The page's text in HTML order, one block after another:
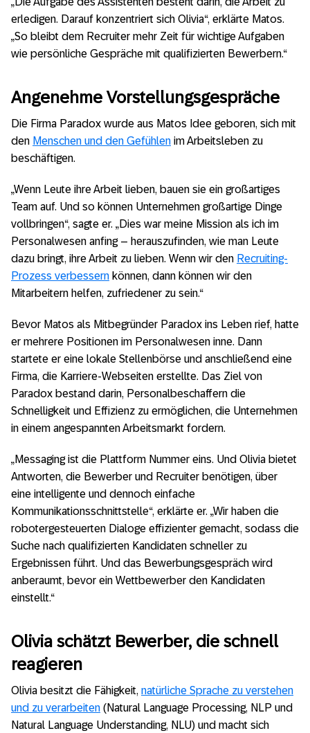
erledigen. Darauf konzentriert sich Olivia“, erklärte Matos.
„So bleibt dem Recruiter mehr Zeit für wichtige Aufgaben
wie persönliche Gespräche mit qualifizierten Bewerbern.“
Angenehme Vorstellungsgespräche
Die Firma Paradox wurde aus Matos Idee geboren, sich mit
den Menschen und den Gefühlen im Arbeitsleben zu
beschäftigen.
„Wenn Leute ihre Arbeit lieben, bauen sie ein großartiges
Team auf. Und so können Unternehmen großartige Dinge
vollbringen“, sagte er. „Dies war meine Mission als ich im
Personalwesen anfing – herauszufinden, wie man Leute
dazu bringt, ihre Arbeit zu lieben. Wenn wir den Recruiting-
Prozess verbessern können, dann können wir den
Mitarbeitern helfen, zufriedener zu sein.“
Bevor Matos als Mitbegründer Paradox ins Leben rief, hatte
er mehrere Positionen im Personalwesen inne. Dann
startete er eine lokale Stellenbörse und anschließend eine
Firma, die Karriere-Webseiten erstellte. Das Ziel von
Paradox bestand darin, Personalbeschaffern die
Schnelligkeit und Effizienz zu ermöglichen, die Unternehmen
in einem angespannten Arbeitsmarkt fordern.
„Messaging ist die Plattform Nummer eins. Und Olivia bietet
Antworten, die Bewerber und Recruiter benötigen, über
eine intelligente und dennoch einfache
Kommunikationsschnittstelle“, erklärte er. „Wir haben die
robotergesteuerten Dialoge effizienter gemacht, sodass die
Suche nach qualifizierten Kandidaten schneller zu
Ergebnissen führt. Und das Bewerbungsgespräch wird
anberaumt, bevor ein Wettbewerber den Kandidaten
einstellt.“
Olivia schätzt Bewerber, die schnell
reagieren
Olivia besitzt die Fähigkeit, natürliche Sprache zu verstehen
und zu verarbeiten (Natural Language Processing, NLP und
Natural Language Understanding, NLU) und macht sich